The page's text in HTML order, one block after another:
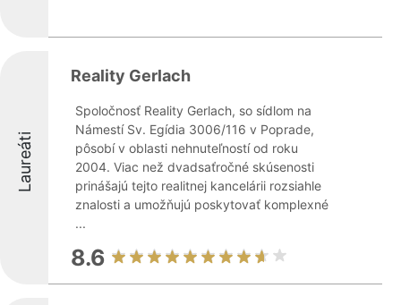
Laureáti
Reality Gerlach
Spoločnosť Reality Gerlach, so sídlom na
Námestí Sv. Egídia 3006/116 v Poprade,
pôsobí v oblasti nehnuteľností od roku
2004. Viac než dvadsaťročné skúsenosti
prinášajú tejto realitnej kancelárii rozsiahle
znalosti a umožňujú poskytovať komplexné
...
8.6